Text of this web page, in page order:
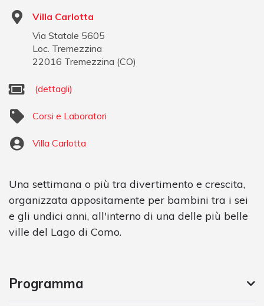
Villa Carlotta
Via Statale 5605
Loc. Tremezzina
22016 Tremezzina (CO)
(dettagli)
Corsi e Laboratori
Villa Carlotta
Una settimana o più tra divertimento e crescita,
organizzata appositamente per bambini tra i sei
e gli undici anni, all'interno di una delle più belle
ville del Lago di Como.
Programma